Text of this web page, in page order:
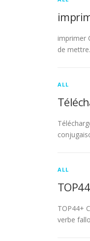
imprimer
de
ALL
ALL
TOP44+
verbe